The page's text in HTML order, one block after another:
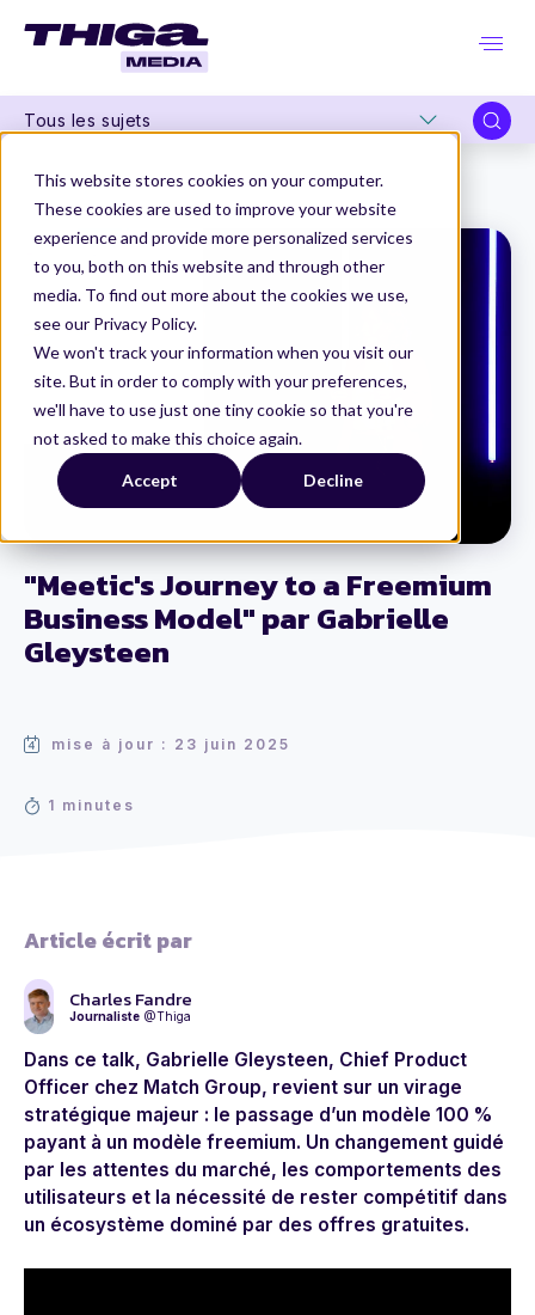
This website stores cookies on your computer.
These cookies are used to improve your website
experience and provide more personalized services
to you, both on this website and through other
media. To find out more about the cookies we use,
see our Privacy Policy.
We won't track your information when you visit our
site. But in order to comply with your preferences,
we'll have to use just one tiny cookie so that you're
not asked to make this choice again.
Accept Decline
Tous les sujets
"Meetic's Journey to a Freemium
Business Model" par Gabrielle
Gleysteen
mise à jour : 23 juin 2025
1 minutes
Thiga Media
La Product Conf
Article écrit par
Charles Fandre
Journaliste @Thiga
Dans ce talk, Gabrielle Gleysteen, Chief Product
Officer chez Match Group, revient sur un virage
stratégique majeur : le passage d’un modèle 100 %
payant à un modèle freemium. Un changement guidé
par les attentes du marché, les comportements des
utilisateurs et la nécessité de rester compétitif dans
un écosystème dominé par des offres gratuites.